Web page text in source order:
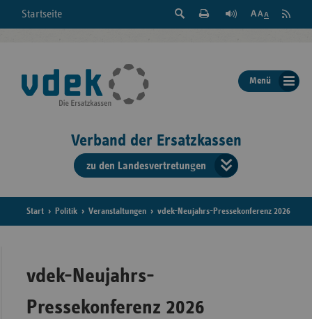
Startseite
Suche
der
Seite
Feed
Menü
Verband der Ersatzkassen
zu den Landesvertretungen
der
Start Politik Veranstaltungen vdek-Neujahrs-Pressekonferenz 2026
vdek-Neujahrs-
Pressekonferenz 2026